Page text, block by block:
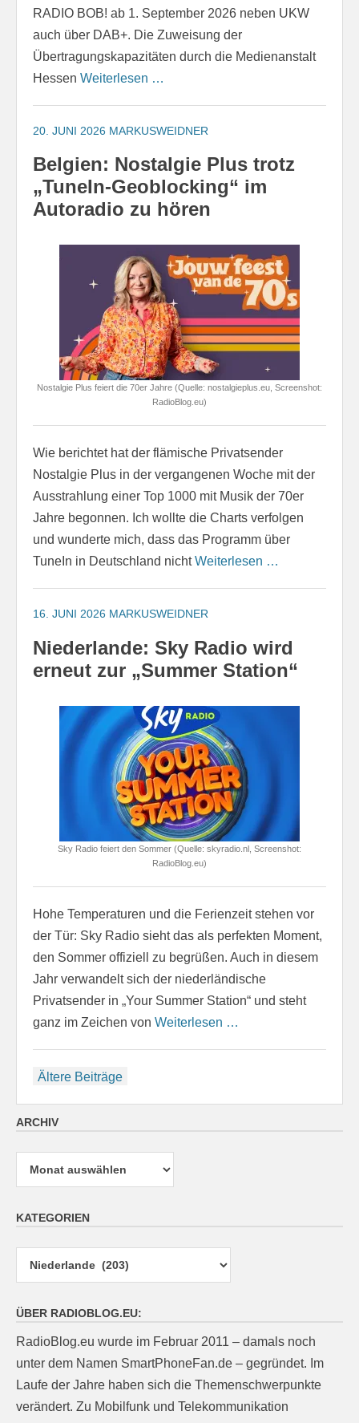
RADIO BOB! ab 1. September 2026 neben UKW
auch über DAB+. Die Zuweisung der
Übertragungskapazitäten durch die Medienanstalt
Hessen Weiterlesen …
20. JUNI 2026 MARKUSWEIDNER
Belgien: Nostalgie Plus trotz
„TuneIn-Geoblocking“ im
Autoradio zu hören
Nostalgie Plus feiert die 70er Jahre (Quelle: nostalgieplus.eu, Screenshot:
RadioBlog.eu)
Wie berichtet hat der flämische Privatsender
Nostalgie Plus in der vergangenen Woche mit der
Ausstrahlung einer Top 1000 mit Musik der 70er
Jahre begonnen. Ich wollte die Charts verfolgen
und wunderte mich, dass das Programm über
TuneIn in Deutschland nichtWeiterlesen …
16. JUNI 2026 MARKUSWEIDNER
Niederlande: Sky Radio wird
erneut zur „Summer Station“
Sky Radio feiert den Sommer (Quelle: skyradio.nl, Screenshot:
RadioBlog.eu)
Hohe Temperaturen und die Ferienzeit stehen vor
der Tür: Sky Radio sieht das als perfekten Moment,
den Sommer offiziell zu begrüßen. Auch in diesem
Jahr verwandelt sich der niederländische
Privatsender in „Your Summer Station“ und steht
ganz im Zeichen von Weiterlesen …
Beitragsnavigation
Ältere Beiträge
ARCHIV
Archiv
KATEGORIEN
ÜBER RADIOBLOG.EU:
RadioBlog.eu wurde im Februar 2011 – damals noch
unter dem Namen SmartPhoneFan.de – gegründet. Im
Laufe der Jahre haben sich die Themenschwerpunkte
verändert. Zu Mobilfunk und Telekommunikation